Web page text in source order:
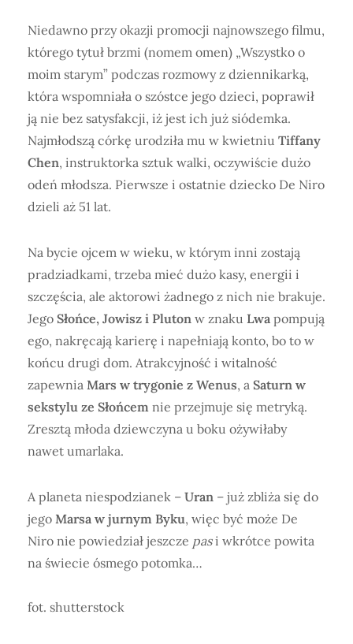
Niedawno przy okazji promocji najnowszego filmu,
którego tytuł brzmi (nomem omen) „Wszystko o
moim starym” podczas rozmowy z dziennikarką,
która wspomniała o szóstce jego dzieci, poprawił
ją nie bez satysfakcji, iż jest ich już siódemka.
Najmłodszą córkę urodziła mu w kwietniu Tiffany
Chen, instruktorka sztuk walki, oczywiście dużo
odeń młodsza. Pierwsze i ostatnie dziecko De Niro
dzieli aż 51 lat.
Na bycie ojcem w wieku, w którym inni zostają
pradziadkami, trzeba mieć dużo kasy, energii i
szczęścia, ale aktorowi żadnego z nich nie brakuje.
Jego Słońce, Jowisz i Pluton w znaku Lwa pompują
ego, nakręcają karierę i napełniają konto, bo to w
końcu drugi dom. Atrakcyjność i witalność
zapewnia Mars w trygonie z Wenus, a Saturn w
sekstylu ze Słońcem nie przejmuje się metryką.
Zresztą młoda dziewczyna u boku ożywiłaby
nawet umarlaka.
A planeta niespodzianek – Uran – już zbliża się do
jego Marsa w jurnym Byku, więc być może De
Niro nie powiedział jeszcze pasi wkrótce powita
na świecie ósmego potomka…
fot. shutterstock